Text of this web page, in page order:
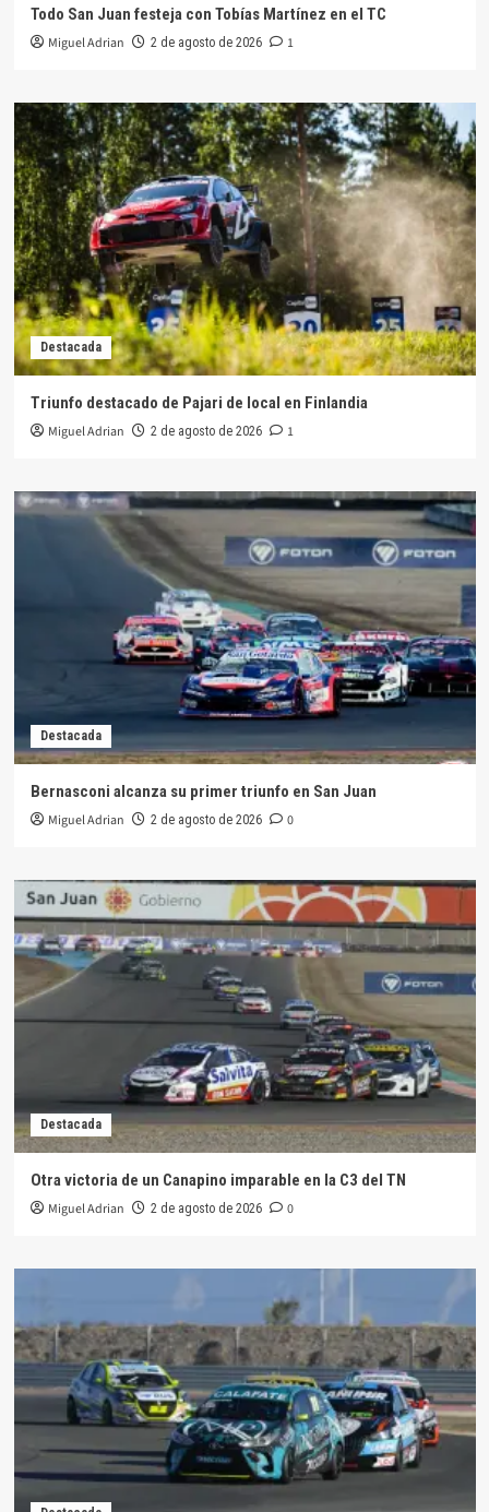
Todo San Juan festeja con Tobías Martínez en el TC
Miguel Adrian 2 de agosto de 2026 1
Destacada
Triunfo destacado de Pajari de local en Finlandia
Miguel Adrian 2 de agosto de 2026 1
Destacada
Bernasconi alcanza su primer triunfo en San Juan
Miguel Adrian 2 de agosto de 2026 0
Destacada
Otra victoria de un Canapino imparable en la C3 del TN
Miguel Adrian 2 de agosto de 2026 0